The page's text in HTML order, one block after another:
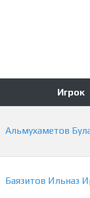
Игрок
Альмухаметов
Баязитов Ильназ